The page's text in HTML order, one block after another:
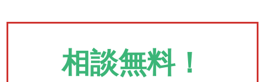
相談無料！